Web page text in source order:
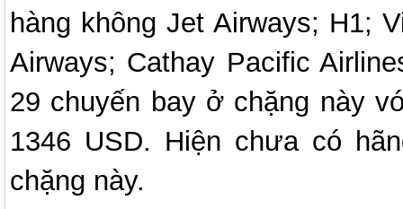
hàng không Jet Airways; H1;
Airways; Cathay Pacific
29 chuyến bay ở chặng này
1346 USD. Hiện chưa có
chặng này.